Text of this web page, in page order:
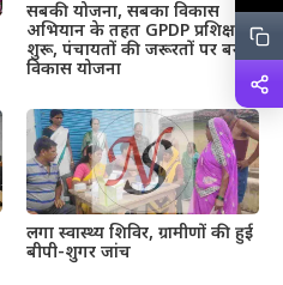
सबकी योजना, सबका विकास
अभियान के तहत GPDP प्रशिक्षण
शुरू, पंचायतों की जरूरतों पर बनेगी
विकास योजना
लगा स्वास्थ्य शिविर, ग्रामीणों की हुई
बीपी-शुगर जांच